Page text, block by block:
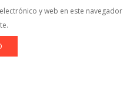
y web en este navegador